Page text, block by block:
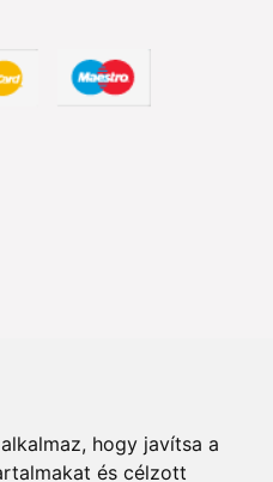
hogy javítsa a
és célzott